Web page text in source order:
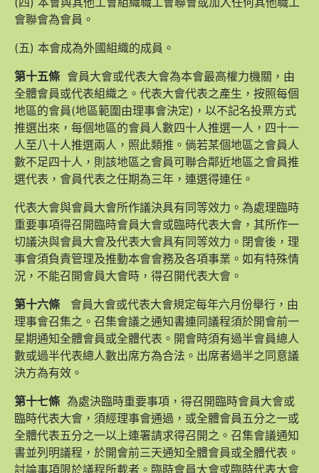
會聯會為會員。
(五) 本會成為外國組織的成員。
第十五條 會員大會或代表大會為本會最高權力機關，由
全體會員或代表組織之。代表大會代表之產生，按照每個
地區的會員(地區範圍由理事會決定)，以不記名投票方式
推選出來，每個地區的會員人數四十人推選一人，四十一
人至八十人推選兩人，照此類推。倘若某個地區之會員人
數不足四十人，則該地區之會員可聯合鄰近地區之會員推
選代表，會員代表之任期為三年，連選得連任。
代表大會與會員大會所作議決具有同等效力。為處理臨時
重要事項得召開臨時會員大會或臨時代表大會，其所作一
切議決與會員大會及代表大會具有同等效力。閉會後，理
事會須負責管理及推動本會會務及各項事業。如有特殊情
況，不能召開會員大會時，得召開代表大會。
第十六條 會員大會或代表大會規定每年六月份舉行，由
理事會召集之。召集會議之通知書連同議程須於開會前一
星期通知全體會員或全體代表。開會時須有過半會員總人
數或過半代表總人數出席方為合法。出席者過半之同意議
決方為有效。
第十七條 為處決臨時重要事項，得召開臨時會員大會或
臨時代表大會，須經理事會通過，或全體會員五分之一或
全體代表五分之一以上連署請求得召開之。召集會議通知
書並列明議程，於開會前三天通知全體會員或全體代表。
討論事項限於議程所載者。臨時會員大會或臨時代表大會